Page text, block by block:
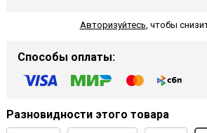
Авторизуйтесь, чтобы
Способы оплаты:
Разновидности этого товара